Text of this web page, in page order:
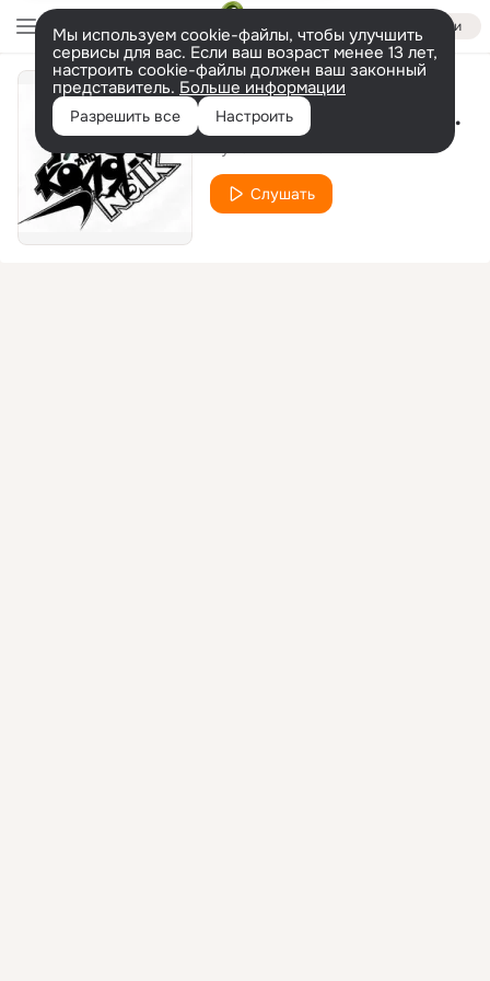
Войти
Мы используем cookie-файлы, чтобы улучшить
сервисы для вас. Если ваш возраст менее 13 лет,
настроить cookie-файлы должен ваш законный
представитель. Больше информации
Разрешить все Настроить Николай Николаевич
Слушать